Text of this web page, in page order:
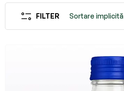
FILTER Sortare implicită